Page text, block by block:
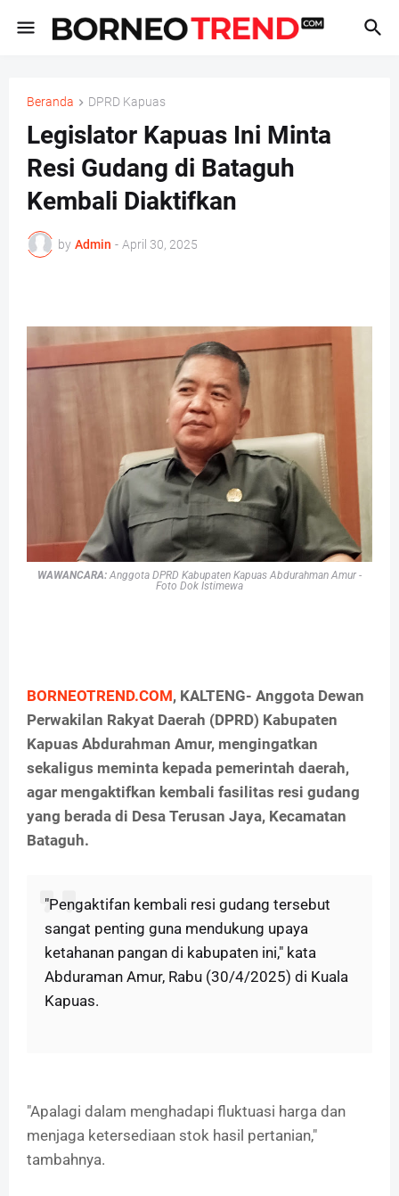
Beranda DPRD Kapuas
Legislator Kapuas Ini Minta
Resi Gudang di Bataguh
Kembali Diaktifkan
by Admin - April 30, 2025
WAWANCARA: Anggota DPRD Kabupaten Kapuas Abdurahman Amur -
Foto Dok Istimewa
BORNEOTREND.COM, KALTENG- Anggota Dewan
Perwakilan Rakyat Daerah (DPRD) Kabupaten
Kapuas Abdurahman Amur, mengingatkan
sekaligus meminta kepada pemerintah daerah,
agar mengaktifkan kembali fasilitas resi gudang
yang berada di Desa Terusan Jaya, Kecamatan
Bataguh.
"Pengaktifan kembali resi gudang tersebut
sangat penting guna mendukung upaya
ketahanan pangan di kabupaten ini," kata
Abduraman Amur, Rabu (30/4/2025) di Kuala
Kapuas.
"Apalagi dalam menghadapi fluktuasi harga dan
menjaga ketersediaan stok hasil pertanian,"
tambahnya.